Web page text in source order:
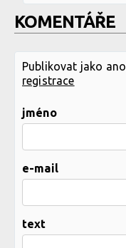
KOMENTÁŘE
Publikovat jako
registrace
jméno
e-mail
text